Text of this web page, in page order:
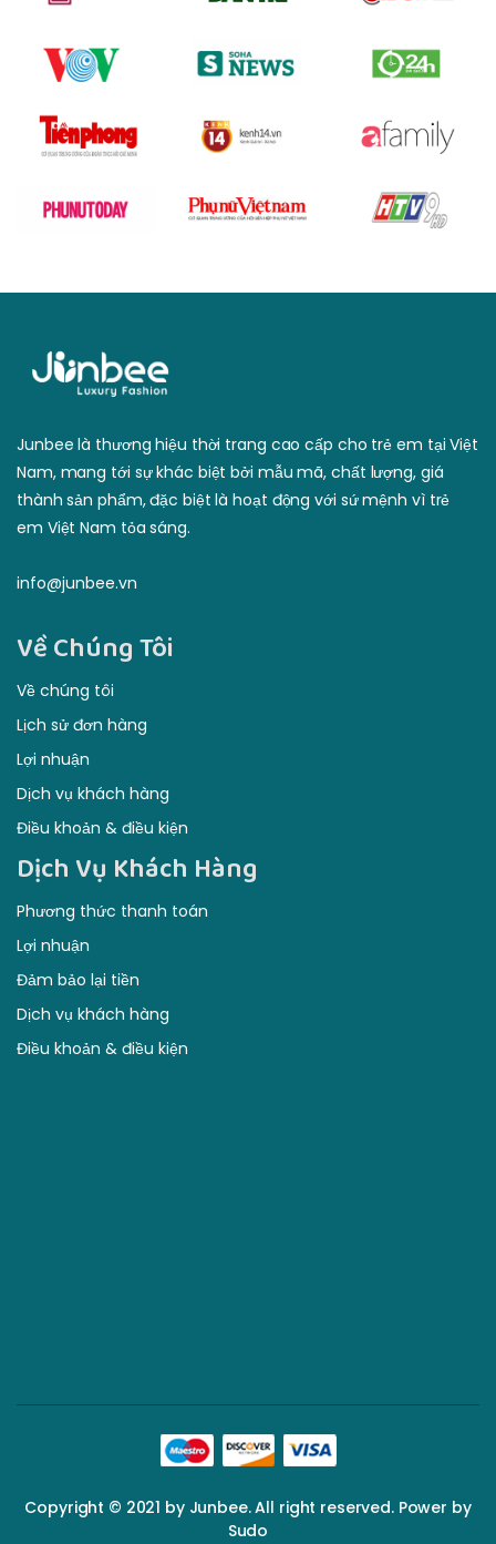
Junbee là thương hiệu thời trang cao cấp cho trẻ em tại Việt
Nam, mang tới sự khác biệt bởi mẫu mã, chất lượng, giá
thành sản phẩm, đặc biệt là hoạt động với sứ mệnh vì trẻ
em Việt Nam tỏa sáng.
info@junbee.vn
Về Chúng Tôi
Về chúng tôi
Lịch sử đơn hàng
Lợi nhuận
Dịch vụ khách hàng
Điều khoản & điều kiện
Dịch Vụ Khách Hàng
Phương thức thanh toán
Lợi nhuận
Đảm bảo lại tiền
Dịch vụ khách hàng
Điều khoản & điều kiện
Copyright © 2021 by Junbee. All right reserved. Power by
Sudo